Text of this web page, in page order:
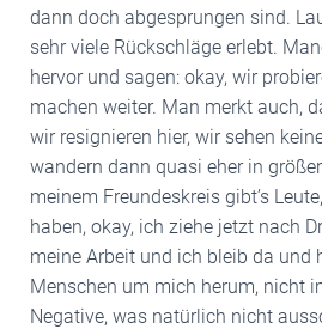
dann doch abgesprungen sind.
sehr viele Rückschläge erlebt.
hervor und sagen: okay, wir
machen weiter. Man merkt auch,
wir resignieren hier, wir sehen
wandern dann quasi eher in
meinem Freundeskreis gibt’s
haben, okay, ich ziehe jetzt nach
meine Arbeit und ich bleib da und
Menschen um mich herum, nicht
Negative, was natürlich nicht